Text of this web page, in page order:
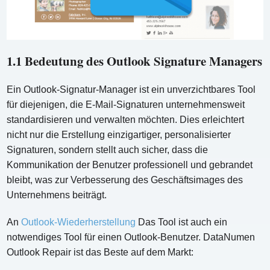
1.1 Bedeutung des Outlook Signature Managers
Ein Outlook-Signatur-Manager ist ein unverzichtbares Tool
für diejenigen, die E-Mail-Signaturen unternehmensweit
standardisieren und verwalten möchten. Dies erleichtert
nicht nur die Erstellung einzigartiger, personalisierter
Signaturen, sondern stellt auch sicher, dass die
Kommunikation der Benutzer professionell und gebrandet
bleibt, was zur Verbesserung des Geschäftsimages des
Unternehmens beiträgt.
AnOutlook-Wiederherstellung Das Tool ist auch ein
notwendiges Tool für einen Outlook-Benutzer. DataNumen
Outlook Repair ist das Beste auf dem Markt: